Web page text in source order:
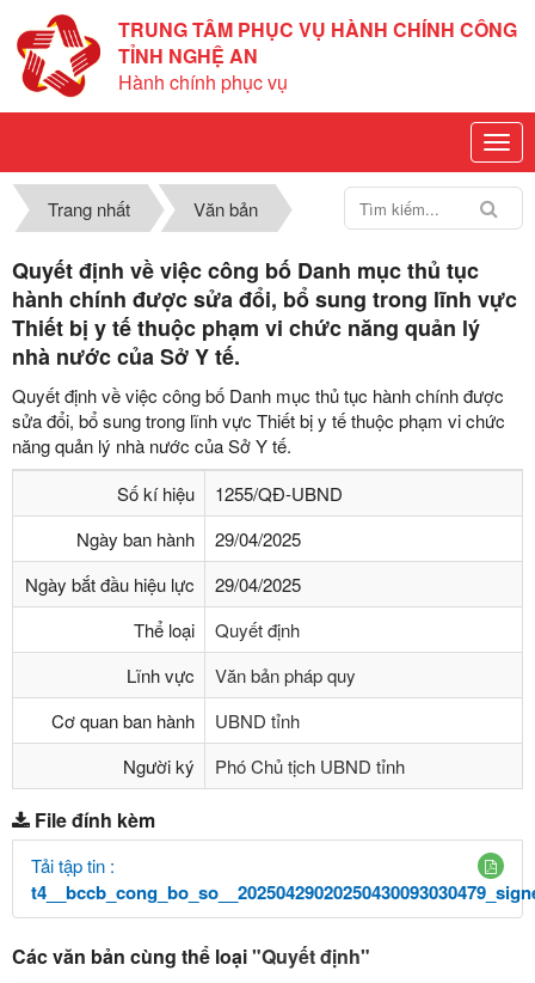
TRUNG TÂM PHỤC VỤ HÀNH CHÍNH CÔNG
TỈNH NGHỆ AN
Hành chính phục vụ
Trang nhất Văn bản
Quyết định về việc công bố Danh mục thủ tục
hành chính được sửa đổi, bổ sung trong lĩnh vực
Thiết bị y tế thuộc phạm vi chức năng quản lý
nhà nước của Sở Y tế.
Quyết định về việc công bố Danh mục thủ tục hành chính được
sửa đổi, bổ sung trong lĩnh vực Thiết bị y tế thuộc phạm vi chức
năng quản lý nhà nước của Sở Y tế.
Số kí hiệu
1255/QĐ-UBND
Ngày ban hành
29/04/2025
Ngày bắt đầu hiệu lực
29/04/2025
Thể loại
Quyết định
Lĩnh vực
Văn bản pháp quy
Cơ quan ban hành
UBND tỉnh
Người ký
Phó Chủ tịch UBND tỉnh
File đính kèm
Tải tập tin :
Các văn bản cùng thể loại"Quyết định"